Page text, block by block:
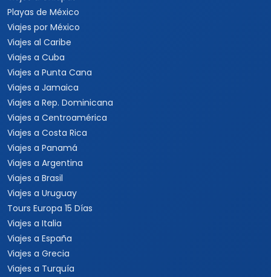
Playas de México
Viajes por México
Viajes al Caribe
Viajes a Cuba
Viajes a Punta Cana
Viajes a Jamaica
Viajes a Rep. Dominicana
Viajes a Centroamérica
Viajes a Costa Rica
Viajes a Panamá
Viajes a Argentina
Viajes a Brasil
Viajes a Uruguay
Tours Europa 15 Días
Viajes a Italia
Viajes a España
Viajes a Grecia
Viajes a Turquía